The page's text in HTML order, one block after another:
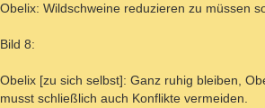
Obelix: Wildschweine reduzieren zu müssen
Bild 8:
Obelix [zu sich selbst]: Ganz ruhig bleiben,
musst schließlich auch Konflikte vermeiden.